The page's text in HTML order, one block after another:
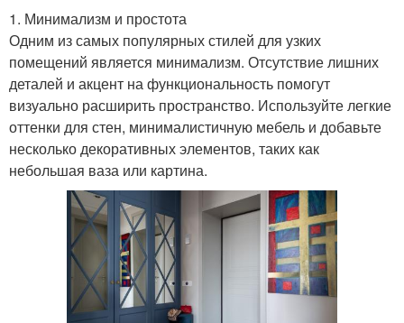
1. Минимализм и простота
Одним из самых популярных стилей для узких
помещений является минимализм. Отсутствие лишних
деталей и акцент на функциональность помогут
визуально расширить пространство. Используйте легкие
оттенки для стен, минималистичную мебель и добавьте
несколько декоративных элементов, таких как
небольшая ваза или картина.